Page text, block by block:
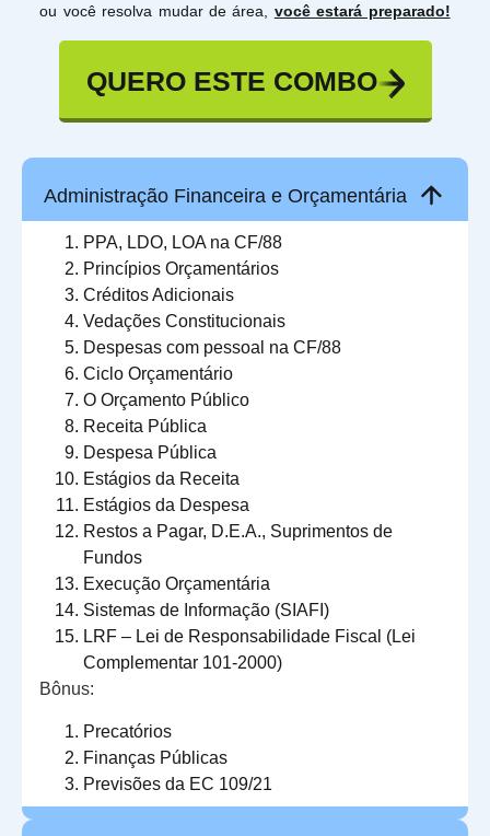
ou você resolva mudar de área, você estará preparado!
QUERO ESTE COMBO
Administração Financeira e Orçamentária
PPA, LDO, LOA na CF/88
Princípios Orçamentários
Créditos Adicionais
Vedações Constitucionais
Despesas com pessoal na CF/88
Ciclo Orçamentário
O Orçamento Público
Receita Pública
Despesa Pública
Estágios da Receita
Estágios da Despesa
Restos a Pagar, D.E.A., Suprimentos de
Fundos
Execução Orçamentária
Sistemas de Informação (SIAFI)
LRF – Lei de Responsabilidade Fiscal (Lei
Complementar 101-2000)
Bônus:
Precatórios
Finanças Públicas
Previsões da EC 109/21